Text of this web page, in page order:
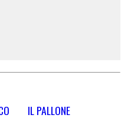
IL PALLONE